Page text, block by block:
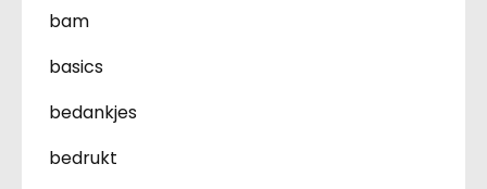
bam
basics
bedankjes
bedrukt